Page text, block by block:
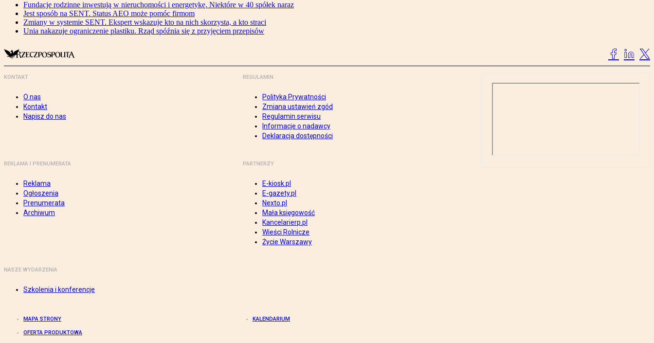
Fundacje rodzinne inwestują w nieruchomości i energetykę. Niektóre w 40 spółek naraz
Jest sposób na SENT. Status AEO może pomóc firmom
Zmiany w systemie SENT. Ekspert wskazuje kto na nich skorzysta, a kto straci
Unia nakazuje ograniczenie plastiku. Rząd spóźnia się z przyjęciem przepisów
KONTAKT
O nas
Kontakt
Napisz do nas
REGULAMIN
Polityka Prywatności
Zmiana ustawień zgód
Regulamin serwisu
Informacje o nadawcy
Deklaracja dostępności
REKLAMA I PRENUMERATA
Reklama
Ogłoszenia
Prenumerata
Archiwum
PARTNERZY
E-kiosk.pl
E-gazety.pl
Nexto.pl
Mała księgowość
Kancelarierp.pl
Wieści Rolnicze
Życie Warszawy
NASZE WYDARZENIA
Szkolenia i konferencje
MAPA STRONY KALENDARIUM
OFERTA PRODUKTOWA